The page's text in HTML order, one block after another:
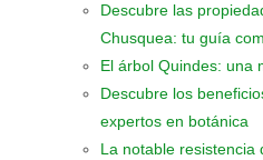
Descubre las
Chusquea: tu guía
El árbol Quindes: una
Descubre los
expertos en botánica
La notable resistencia